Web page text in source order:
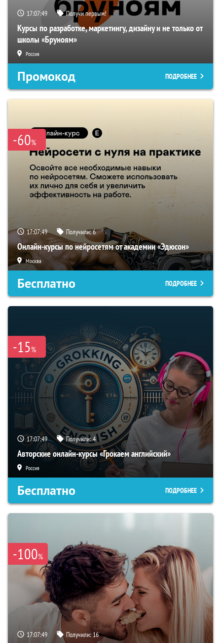
17:07:48 Получи первым!
Курсы по разработке, маркетингу, дизайну и не только от
школы «Бруноям»
Россия
Промокод ПОДРОБНЕЕ
-60%
17:07:48 Получили:6
Онлайн-курсы по нейросетям от академии «Эдюсон»
Москва
Бесплатно ПОДРОБНЕЕ
-15%
17:07:48 Получили:4
Авторские онлайн-курсы «Грокаем английский»
Россия
Бесплатно ПОДРОБНЕЕ
-100%
17:07:48 Получили:16